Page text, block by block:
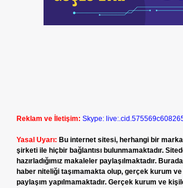
Reklam ve İletişim: Skype:
Yasal Uyarı: Bu internet sitesi, herhangi bir
şirketi ile hiçbir bağlantısı bulunmamaktadır.
hazırladığımız makaleler paylaşılmaktadır.
haber niteliği taşımamakta olup, gerçek kurum
paylaşım yapılmamaktadır. Gerçek kurum ve